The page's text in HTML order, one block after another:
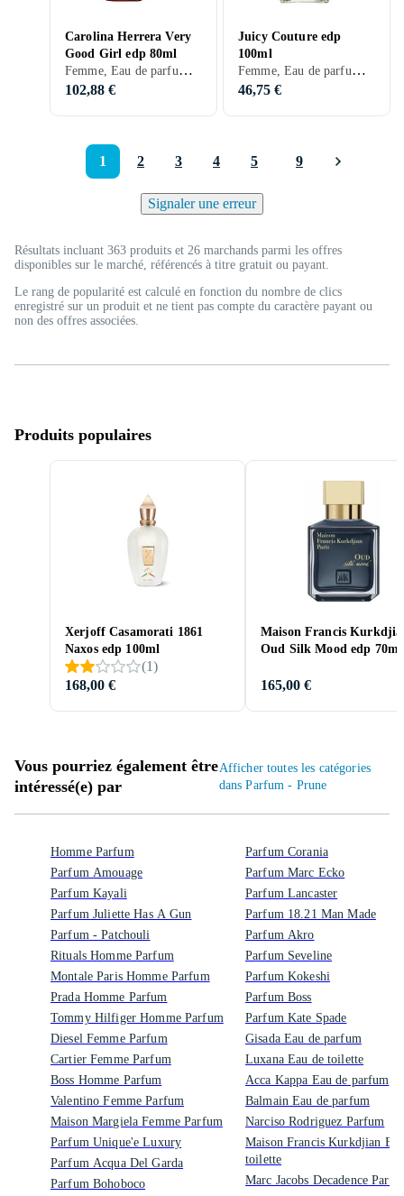
Carolina Herrera Very
Good Girl edp 80ml
Femme, Eau de parfum, 80 ml, Good Girl, Lys, Ros, Vétiver, Groseilles, Vanille, Prune, Lychee
102,88 €
Juicy Couture edp
100ml
Femme, Eau de parfum, 100 ml, Musc, Bois de santal, Apelsin, Mandarine, Pomme, Lys, Melon, Ros, Fleur d'oranger, Pamplemousse, Jacinthe, Bois, Soucis, Mandarine, Tubéreuse, Fruit de la passion, Patchouli, Groseilles, Cuir, Chèvrefeuille, Jasmin, Vanille, Ambre gris, Prune, Pastèque, Karamell
46,75 €
1 2 3 4 5 9
Signaler une erreur
Résultats incluant 363 produits et 26 marchands parmi les offres
disponibles sur le marché, référencés à titre gratuit ou payant.
Le rang de popularité est calculé en fonction du nombre de clics
enregistré sur un produit et ne tient pas compte du caractère payant ou
non des offres associées.
Produits populaires
Xerjoff Casamorati 1861
Naxos edp 100ml
(1)
168,00 €
Maison Francis
Oud Silk Mood edp 70ml
165,00 €
Vous pourriez également être
intéressé(e) par
Afficher toutes les catégories
dans Parfum - Prune
Homme Parfum
Parfum Amouage
Parfum Kayali
Parfum Juliette Has A Gun
Parfum - Patchouli
Rituals Homme Parfum
Montale Paris Homme Parfum
Prada Homme Parfum
Tommy Hilfiger Homme Parfum
Diesel Femme Parfum
Cartier Femme Parfum
Boss Homme Parfum
Valentino Femme Parfum
Maison Margiela Femme Parfum
Parfum Unique'e Luxury
Parfum Acqua Del Garda
Parfum Bohoboco
Parfum Corania
Parfum Marc Ecko
Parfum Lancaster
Parfum 18.21 Man Made
Parfum Akro
Parfum Seveline
Parfum Kokeshi
Parfum Boss
Parfum Kate Spade
Gisada Eau de parfum
Luxana Eau de toilette
Acca Kappa Eau de parfum
Balmain Eau de parfum
Narciso Rodriguez Parfum
Maison Francis Kurkdjian
toilette
Marc Jacobs Decadence